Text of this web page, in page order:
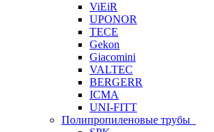
ViEiR
UPONOR
TECE
Gekon
Giacomini
VALTEC
BERGERR
ICMA
UNI-FITT
Полипропиленовые трубы